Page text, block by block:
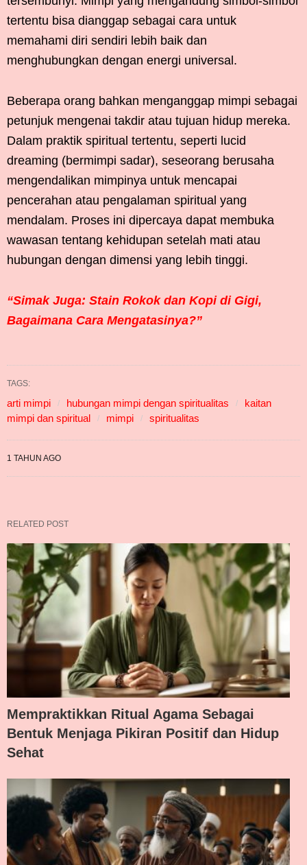
tertentu bisa dianggap sebagai cara untuk
memahami diri sendiri lebih baik dan
menghubungkan dengan energi universal.
Beberapa orang bahkan menganggap mimpi sebagai
petunjuk mengenai takdir atau tujuan hidup mereka.
Dalam praktik spiritual tertentu, seperti lucid
dreaming (bermimpi sadar), seseorang berusaha
mengendalikan mimpinya untuk mencapai
pencerahan atau pengalaman spiritual yang
mendalam. Proses ini dipercaya dapat membuka
wawasan tentang kehidupan setelah mati atau
hubungan dengan dimensi yang lebih tinggi.
“Simak Juga: Stain Rokok dan Kopi di Gigi,
Bagaimana Cara Mengatasinya?”
TAGS:
arti mimpi hubungan mimpi dengan spiritualitas
kaitan
mimpi dan spiritual
mimpi spiritualitas
1 TAHUN AGO
RELATED POST
Mempraktikkan Ritual Agama Sebagai
Bentuk Menjaga Pikiran Positif dan Hidup
Sehat